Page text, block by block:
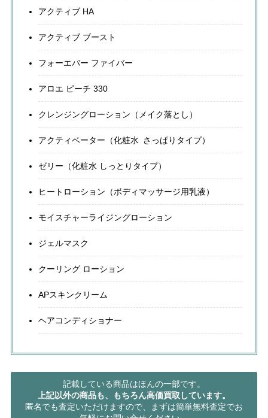
アクティブ HA
アクティブ ブースト
フォーエバー ファイバー
アロエ ピーチ 330
クレンジングローション（メイク落とし）
アクティベーター（化粧水 さっぱりタイプ）
ゼリー（化粧水 しっとりタイプ）
ヒートローション（ボディマッサージ用乳液）
モイスチャーライジングローション
ジェルマスク
クーリング ローション
APスキンクリーム
ヘアコンディショナー
記載している商品はほんの一部です。
上記以外の商品も、もちろん高価買取しています。
匿名でも査定いただけますので、まずは簡単無料査定でお